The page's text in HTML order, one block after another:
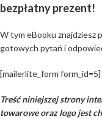
bezpłatny prezent!
W tym eBooku znajdziesz
gotowych pytań i
[mailerlite_form form_id=5]
Treść niniejszej strony
towarowe oraz logo jest